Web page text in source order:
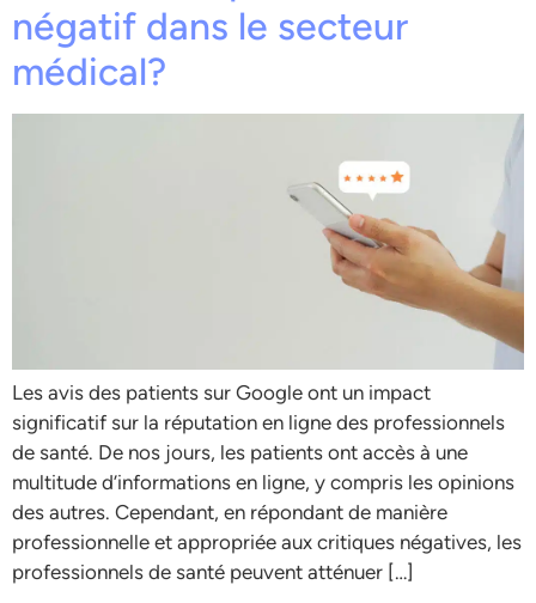
négatif dans le secteur
médical?
Les avis des patients sur Google ont un impact
significatif sur la réputation en ligne des professionnels
de santé. De nos jours, les patients ont accès à une
multitude d’informations en ligne, y compris les opinions
des autres. Cependant, en répondant de manière
professionnelle et appropriée aux critiques négatives, les
professionnels de santé peuvent atténuer […]